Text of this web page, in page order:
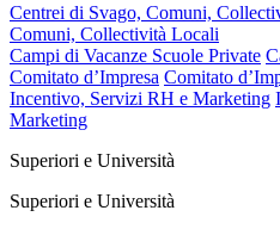
Centrei di Svago, Comuni,
Comuni, Collectività Locali
Campi di Vacanze Scuole Private
Comitato d’Impresa Comitato
Incentivo, Servizi RH e Marketing
Marketing
Superiori e Università
Superiori e Università